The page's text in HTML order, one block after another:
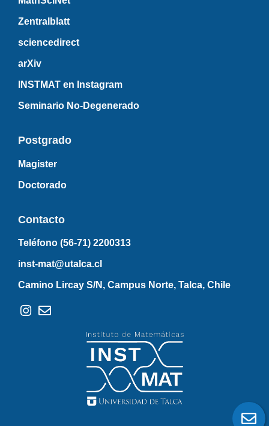
Zentralblatt
sciencedirect
arXiv
INSTMAT en Instagram
Seminario No-Degenerado
Postgrado
Magister
Doctorado
Contacto
Teléfono (56-71) 2200313
inst-mat@utalca.cl
Camino Lircay S/N, Campus Norte, Talca, Chile